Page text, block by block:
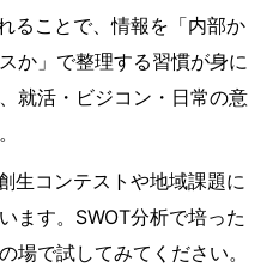
ることで、情報を「内部か
か」で整理する習慣が身に
就活・ビジコン・日常の意
生コンテストや地域課題に
ます。SWOT分析で培った
場で試してみてください。